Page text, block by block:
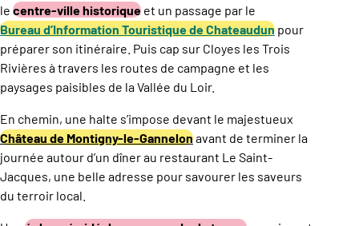
le centre-ville historique et un passage par le
Bureau d’Information Touristique de Chateaudun pour
préparer son itinéraire. Puis cap sur Cloyes les Trois
Rivières à travers les routes de campagne et les
paysages paisibles de la Vallée du Loir.
En chemin, une halte s’impose devant le majestueux
Château de Montigny-le-Gannelonavant de terminer la
journée autour d’un dîner au restaurant Le Saint-
Jacques, une belle adresse pour savourer les saveurs
du terroir local.